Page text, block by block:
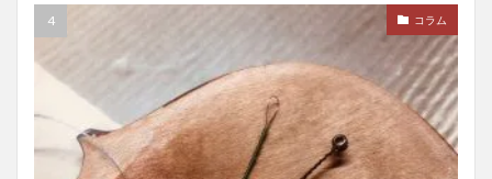
コラム